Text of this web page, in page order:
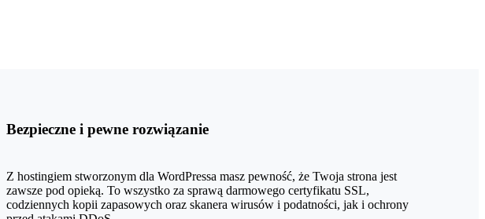
Bezpieczne i pewne rozwiązanie
Z hostingiem stworzonym dla WordPressa masz pewność, że Twoja strona jest
zawsze pod opieką. To wszystko za sprawą darmowego certyfikatu SSL,
codziennych kopii zapasowych oraz skanera wirusów i podatności, jak i ochrony